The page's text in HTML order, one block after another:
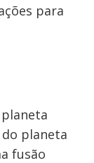
para
planeta
fusão